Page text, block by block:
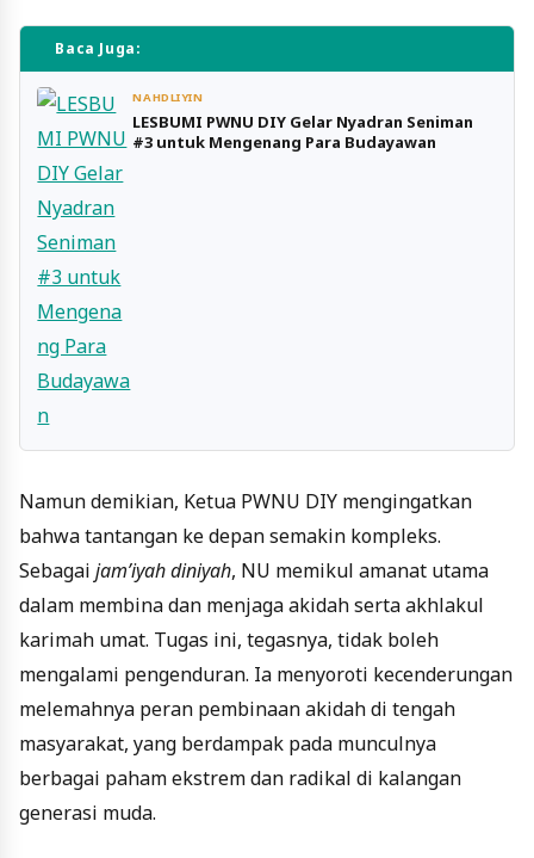
Baca Juga:
NAHDLIYIN
LESBUMI PWNU DIY Gelar Nyadran Seniman
#3 untuk Mengenang Para Budayawan
Namun demikian, Ketua PWNU DIY mengingatkan
bahwa tantangan ke depan semakin kompleks.
Sebagai jam’iyah diniyah, NU memikul amanat utama
dalam membina dan menjaga akidah serta akhlakul
karimah umat. Tugas ini, tegasnya, tidak boleh
mengalami pengenduran. Ia menyoroti kecenderungan
melemahnya peran pembinaan akidah di tengah
masyarakat, yang berdampak pada munculnya
berbagai paham ekstrem dan radikal di kalangan
generasi muda.